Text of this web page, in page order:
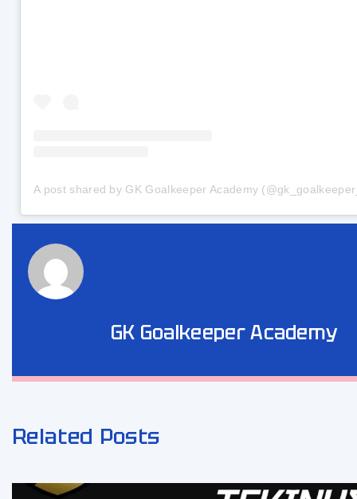
A post shared by GK Goalkeeper Academy
GK Goalkeeper Academy
Related Posts